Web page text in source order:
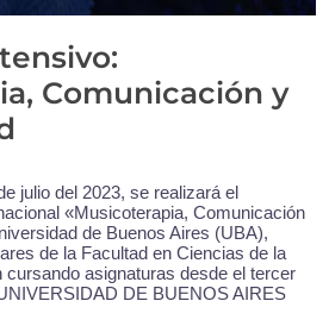
Comunicación y
julio del 2023, se realizará el
«Musicoterapia, Comunicación
de Buenos Aires (UBA),
de la Facultad en Ciencias de la
cursando asignaturas desde el tercer
DE BUENOS AIRES